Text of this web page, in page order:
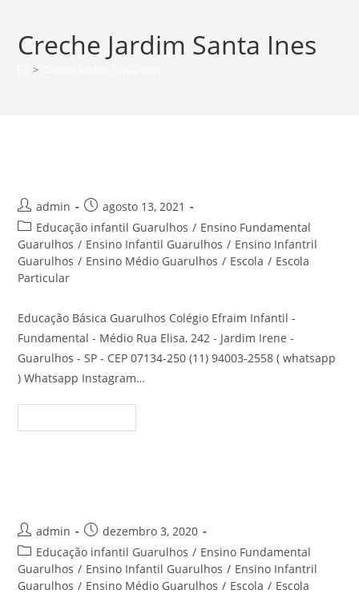
conteúdo
Creche Jardim Santa Ines
>
Autor
do
post:
admin
Post
publicado:
agosto 13, 2021
Categoria
do
post:
Educação infantil Guarulhos / Ensino Fundamental
Guarulhos / Ensino Infantil Guarulhos / Ensino Infantril
Guarulhos / Ensino Médio Guarulhos / Escola / Escola
Particular
Educação Básica Guarulhos Colégio Efraim Infantil -
Fundamental - Médio Rua Elisa, 242 - Jardim Irene -
Guarulhos - SP - CEP 07134-250 (11) 94003-2558 ( whatsapp
) Whatsapp Instagram…
Básica
Autor
do
post:
admin
Post
publicado:
dezembro 3, 2020
Categoria
do
post:
Educação infantil Guarulhos / Ensino Fundamental
Guarulhos / Ensino Infantil Guarulhos / Ensino Infantril
Guarulhos / Ensino Médio Guarulhos / Escola / Escola